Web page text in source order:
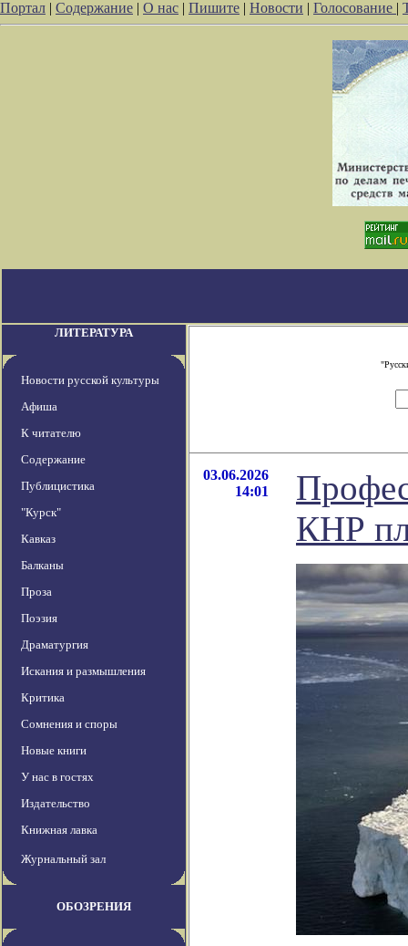
Портал | Содержание | О нас | Пишите | Новости | Голосование |
ЛИТЕРАТУРА
Новости русской культуры
Афиша
К читателю
Содержание
Публицистика
"Курск"
Кавказ
Балканы
Проза
Поэзия
Драматургия
Искания и размышления
Критика
Сомнения и споры
Новые книги
У нас в гостях
Издательство
Книжная лавка
Журнальный зал
ОБОЗРЕНИЯ
03.06.2026
14:01
КНР